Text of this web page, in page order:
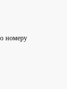
номеру